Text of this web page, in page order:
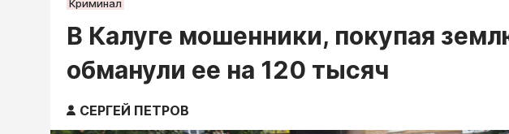
Криминал
В Калуге мошенники, покупая
обманули ее на 120 тысяч
СЕРГЕЙ ПЕТРОВ